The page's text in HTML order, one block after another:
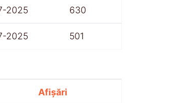
2025 630
2025 501
Afișări